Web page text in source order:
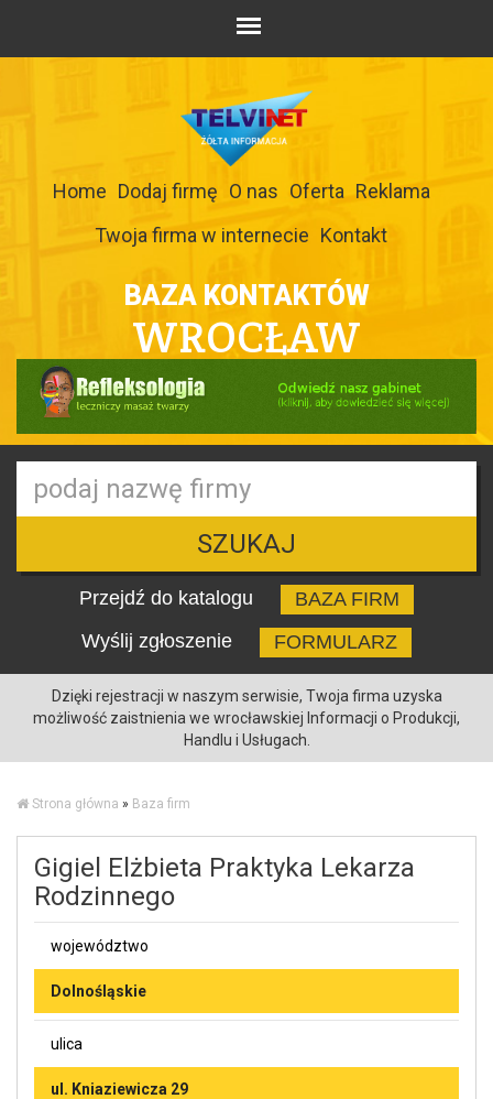
Home Dodaj firmę O nas Oferta Reklama
Twoja firma w internecie Kontakt
BAZA KONTAKTÓW
WROCŁAW
SZUKAJ
Przejdź do katalogu
BAZA FIRM
Wyślij zgłoszenie
FORMULARZ
Dzięki rejestracji w naszym serwisie, Twoja firma uzyska
możliwość zaistnienia we wrocławskiej Informacji o Produkcji,
Handlu i Usługach.
Strona główna » Baza firm
Gigiel Elżbieta Praktyka Lekarza
Rodzinnego
województwo
Dolnośląskie
ulica
ul. Kniaziewicza 29